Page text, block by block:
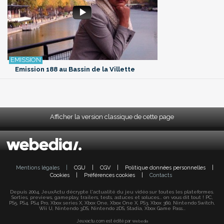
Emission 188 au Bassin de la Villette
Afficher la version classique de cette page
Mentions légales CGU CGV Politique données personnelles
Cookies
Préférences cookies Contacts
Depuis 2004, JeuxActu décrypte l'actualité du jeu vidéo sur toutes les plateformes.
Sorties, previews, gameplay, trailers, tests, astuces et soluces... on vous dit tout ! PC,
PS5, PS4, PS4 Pro, Xbox series X, Xbox One, Xbox One X, PS3, Xbox 360, Nintendo Switch,
Wii U, Nintendo 3DS, Nintendo 2DS, Stadia, Xbox Game Pass...
Jeuxactu.com est édité par Webedia